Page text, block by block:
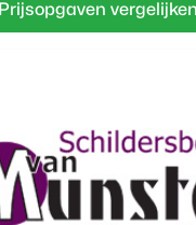
Prijsopgaven vergelijken